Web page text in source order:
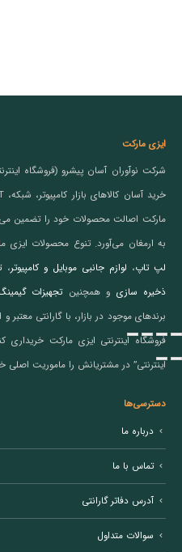
ایزی مارکت
شرکت نوآوران آسان پیشرو (فروشگاه
مارکت اصالت محصولات خود را تضمین
به ارمغان می‌آورد. تنوع محصولات ایزی
لپ تاپ، لوازم جانبی موبایل و کامپیوتر،
ذخیره سازی و همچنینتجهیزات
برندهای موجود در بازار، با گارانتی
فروشگاه اینترنتی ایزی مارکت خریداری
اینترنتی” در مشتریانش را ماموریت اصلی
دسترسی‌ها
درباره ما
تماس با ما
آدرس دفاتر گارانتی
سوالات متداول